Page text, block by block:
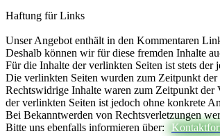
Haftung für Links
Unser Angebot enthält in den Kommentaren
Deshalb können wir für diese fremden Inhalte
Für die Inhalte der verlinkten Seiten ist stets
Die verlinkten Seiten wurden zum Zeitpunkt
Rechtswidrige Inhalte waren zum Zeitpunkt
der verlinkten Seiten ist jedoch ohne konkrete
Bei Bekanntwerden von Rechtsverletzungen
Bitte uns ebenfalls informieren über: